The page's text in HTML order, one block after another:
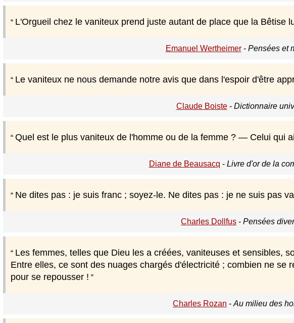
L'Orgueil chez le vaniteux prend juste autant de place que la Bêtise
Emanuel Wertheimer- Pensées et
Le vaniteux ne nous demande notre avis que dans l'espoir d'être
Claude Boiste- Dictionnaire
Quel est le plus vaniteux de l'homme ou de la femme ? — Celui qui
Diane de Beausacq - Livre d'or de la
Ne dites pas : je suis franc ; soyez-le. Ne dites pas : je ne suis pas
Charles Dollfus - Pensées
Les femmes, telles que Dieu les a créées, vaniteuses et sensibles,
Entre elles, ce sont des nuages chargés d'électricité ; combien ne se
pour se repousser !
Charles Rozan - Au milieu des